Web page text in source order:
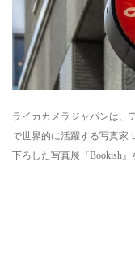
ライカカメラジャパンは、
で世界的に活躍する写真家
下ろした写真展『Bookish